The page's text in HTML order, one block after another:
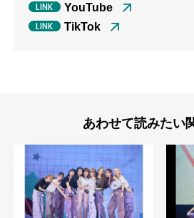
YouTube
TikTok
あわせて読みたい